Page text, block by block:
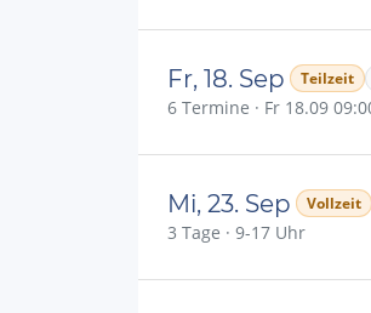
Fr, 18. Sep Teilzeit
6 Termine · Fr 18.09
Mi, 23. Sep Vollzeit
3 Tage · 9-17 Uhr